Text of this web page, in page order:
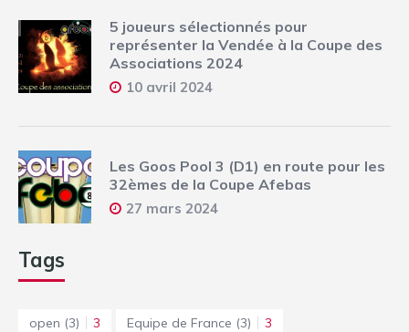
5 joueurs sélectionnés pour
représenter la Vendée à la Coupe des
Associations 2024
10 avril 2024
Les Goos Pool 3 (D1) en route pour les
32èmes de la Coupe Afebas
27 mars 2024
Tags
open (3) 3 Equipe de France (3)
3